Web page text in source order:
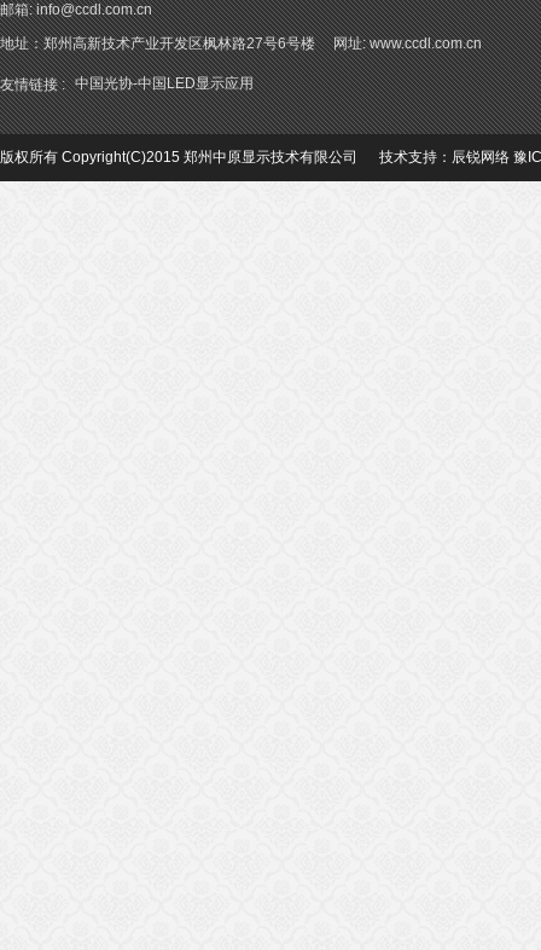
邮箱: info@ccdl.com.cn
地址：郑州高新技术产业开发区枫林路27号6号楼 网址: www.ccdl.com.cn
友情链接 : 中国光协-中国LED显示应用
版权所有 Copyright(C)2015 郑州中原显示技术有限公司 技术支持： 辰锐网络 豫